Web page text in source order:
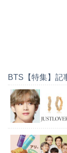
BTS【特集】記